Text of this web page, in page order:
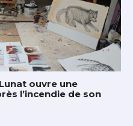
ouvre une
l’incendie de son